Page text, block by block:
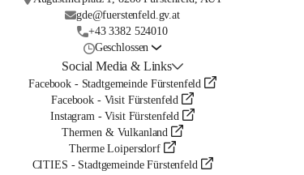
gde@fuerstenfeld.gv.at
+43 3382 524010
Geschlossen
Social Media & Links
Facebook - Stadtgemeinde Fürstenfeld
Facebook - Visit Fürstenfeld
Instagram - Visit Fürstenfeld
Thermen & Vulkanland
Therme Loipersdorf
CITIES - Stadtgemeinde Fürstenfeld